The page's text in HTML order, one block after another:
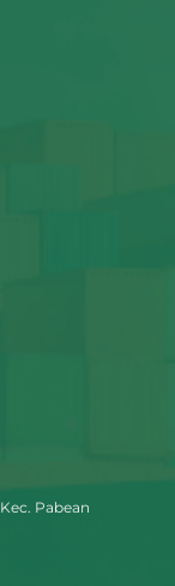
Pabean